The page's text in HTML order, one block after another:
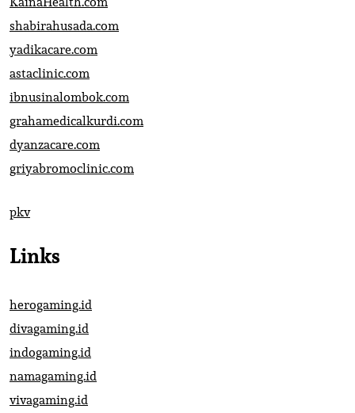
shabirahusada.com
yadikacare.com
astaclinic.com
ibnusinalombok.com
grahamedicalkurdi.com
dyanzacare.com
griyabromoclinic.com
pkv
Links
herogaming.id
divagaming.id
indogaming.id
namagaming.id
vivagaming.id